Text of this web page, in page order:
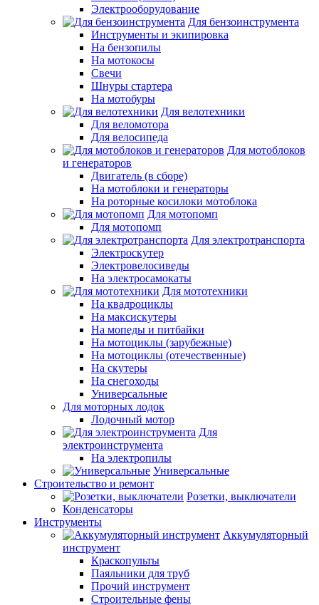
Электрооборудование
Для бензоинструмента
Инструменты и экипировка
На бензопилы
На мотокосы
Свечи
Шнуры стартера
На мотобуры
Для велотехники
Для веломотора
Для велосипеда
Для мотоблоков
и генераторов
Двигатель (в сборе)
На мотоблоки и генераторы
На роторные косилоки мотоблока
Для мотопомп
Для мотопомп
Для электротранспорта
Электроскутер
Электровелосиведы
На электросамокаты
Для мототехники
На квадроциклы
На максискутеры
На мопеды и питбайки
На мотоциклы (зарубежные)
На мотоциклы (отечественные)
На скутеры
На снегоходы
Универсальные
Для моторных лодок
Лодочный мотор
Для
электроинструмента
На электропилы
Универсальные
Строительство и ремонт
Розетки, выключатели
Конденсаторы
Инструменты
Аккумуляторный
инструмент
Краскопульты
Паяльники для труб
Прочий инструмент
Строительные фены